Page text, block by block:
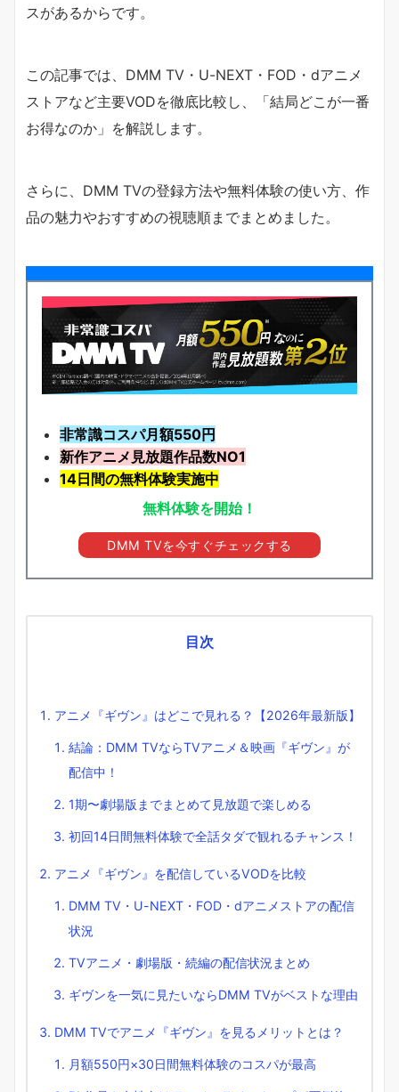
スがあるからです。
この記事では、DMM TV・U-NEXT・FOD・dアニメ
ストアなど主要VODを徹底比較し、「結局どこが一番
お得なのか」を解説します。
さらに、DMM TVの登録方法や無料体験の使い方、作
品の魅力やおすすめの視聴順までまとめました。
非常識コスパ月額550円
新作アニメ見放題作品数NO1
14日間の無料体験実施中
無料体験を開始！
DMM TVを今すぐチェックする
目次
アニメ『ギヴン』はどこで見れる？【2026年最新版】
結論：DMM TVならTVアニメ＆映画『ギヴン』が
配信中！
1期〜劇場版までまとめて見放題で楽しめる
初回14日間無料体験で全話タダで観れるチャンス！
アニメ『ギヴン』を配信しているVODを比較
DMM TV・U-NEXT・FOD・dアニメストアの配信
状況
TVアニメ・劇場版・続編の配信状況まとめ
ギヴンを一気に見たいならDMM TVがベストな理由
DMM TVでアニメ『ギヴン』を見るメリットとは？
月額550円×30日間無料体験のコスパが最高